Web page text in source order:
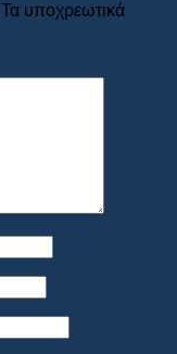
Τα υποχρεωτικά